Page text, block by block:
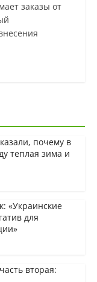
заказы от
почему в
теплая зима и
«Украинские
для
вторая: